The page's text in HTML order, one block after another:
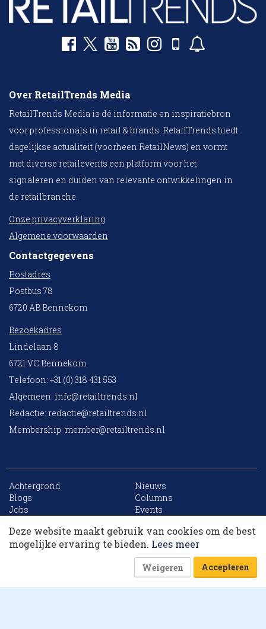
Over RetailTrends Media
RetailTrends Media is dé informatie en inspiratiebron
voor professionals in retail & brands. RetailTrends biedt
dagelijkse actualiteit (voorheen RetailNews) en vormt
met diverse retailevents een platform voor het
signaleren en duiden van relevante ontwikkelingen in
de retailbranche.
Onze privacyverklaring
Algemene voorwaarden
Contactgegevens
Postadres
Postbus 78
6720 AB Bennekom
Bezoekadres
Lindelaan 8
6721 VC Bennekom
Telefoon: +31 (0) 318 431 553
Algemeen: info@retailtrends.nl
Redactie: redactie@retailtrends.nl
Membership: member@retailtrends.nl
Achtergrond
Nieuws
Blogs
Columns
Jobs
Events
Archief
Sitemap
Website is powered by
Deze website maakt gebruik van cookies om de best
mogelijke ervaring te bieden. Lees meer
Weigeren Accepteren
10 collega’s
Korting op events